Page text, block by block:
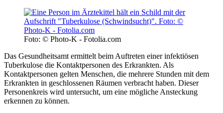
Foto: © Photo-K - Fotolia.com
Das Gesundheitsamt ermittelt beim Auftreten einer infektiösen
Tuberkulose die Kontaktpersonen des Erkrankten. Als
Kontaktpersonen gelten Menschen, die mehrere Stunden mit dem
Erkrankten in geschlossenen Räumen verbracht haben. Dieser
Personenkreis wird untersucht, um eine mögliche Ansteckung
erkennen zu können.